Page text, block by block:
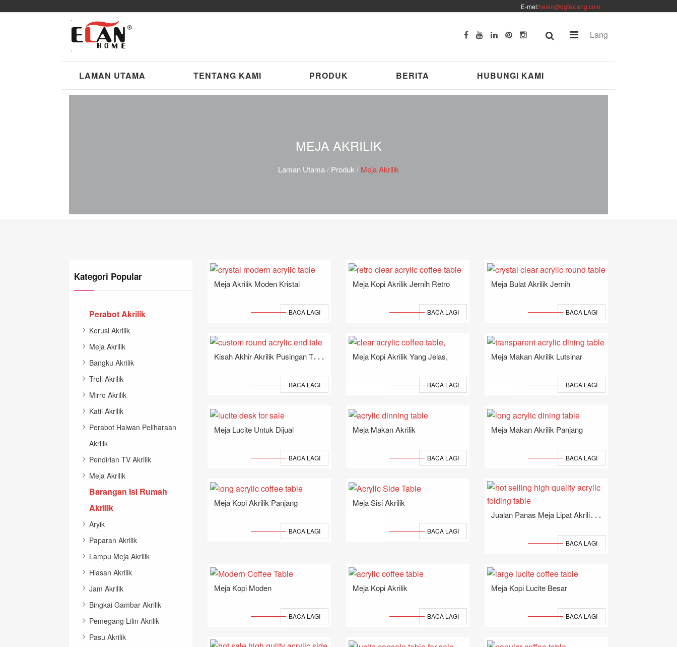
E-mel:helen@dgfaxiang.com
Lang
LAMAN UTAMA TENTANG KAMI PRODUK BERITA HUBUNGI KAMI
MEJA AKRILIK
Laman Utama / Produk / Meja Akrilik
Kategori Popular
Perabot Akrilik
Kerusi Akrilik
Meja Akrilik
Bangku Akrilik
Troli Akrilik
Mirro Akrilik
Katil Akrilik
Perabot Haiwan Peliharaan
Akrilik
Pendirian TV Akrilik
Meja Akrilik
Barangan Isi Rumah
Akrilik
Aryik
Paparan Akrilik
Lampu Meja Akrilik
Hiasan Akrilik
Jam Akrilik
Bingkai Gambar Akrilik
Pemegang Lilin Akrilik
Pasu Akrilik
Meja Akrilik Moden Kristal
BACA LAGI
Meja Kopi Akrilik Jernih Retro
BACA LAGI
Meja Bulat Akrilik Jernih
BACA LAGI
K
Isah Akhir Akrilik Pusingan Tersuai
BACA LAGI
Meja Kopi Akrilik Yang Jelas,
BACA LAGI
Meja Makan Akrilik Lutsinar
BACA LAGI
Meja Lucite Untuk Dijual
BACA LAGI
Meja Makan Akrilik
BACA LAGI
Meja Makan Akrilik Panjang
BACA LAGI
Meja Kopi Akrilik Panjang
BACA LAGI
Meja Sisi Akrilik
BACA LAGI
J
Ualan Panas Meja Lipat Akrilik Berkualiti Tinggi
BACA LAGI
Meja Kopi Moden
BACA LAGI
Meja Kopi Akrilik
BACA LAGI
Meja Kopi Lucite Besar
BACA LAGI